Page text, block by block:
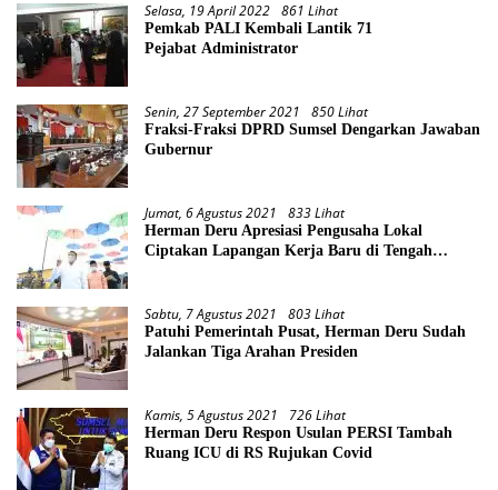
Selasa, 19 April 2022 861 Lihat
Pemkab PALI Kembali Lantik 71
Pejabat Administrator
Senin, 27 September 2021 850 Lihat
Fraksi-Fraksi DPRD Sumsel Dengarkan Jawaban
Gubernur
Jumat, 6 Agustus 2021 833 Lihat
Herman Deru Apresiasi Pengusaha Lokal
Ciptakan Lapangan Kerja Baru di Tengah
Sabtu, 7 Agustus 2021 803 Lihat
Patuhi Pemerintah Pusat, Herman Deru Sudah
Jalankan Tiga Arahan Presiden
Kamis, 5 Agustus 2021 726 Lihat
Herman Deru Respon Usulan PERSI Tambah
Ruang ICU di RS Rujukan Covid